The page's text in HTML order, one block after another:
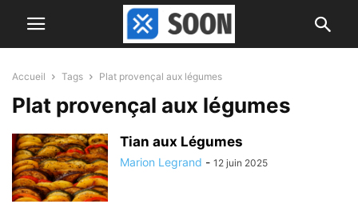
Accueil Tags Plat provençal aux légumes
Plat provençal aux légumes
Tian aux Légumes
Marion Legrand - 12 juin 2025